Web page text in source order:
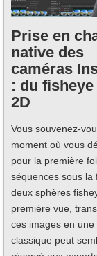
Prise en
native des
caméras
: du fisheye
2D
Vous souvenez-
moment où vous
pour la première
séquences sous la
deux sphères
première vue,
ces images en une
classique peut